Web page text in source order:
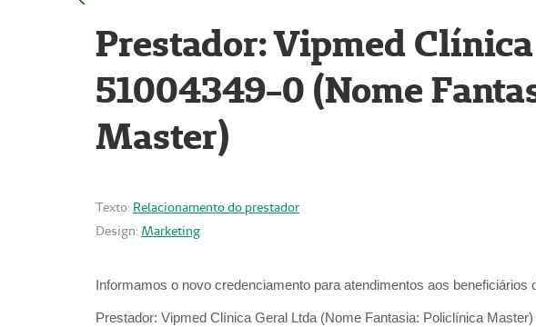
Prestador: Vipmed
51004349-0 (Nome
Master)
Texto: Relacionamento do prestador
Design: Marketing
Informamos o novo credenciamento para atendimentos aos beneficiários
Prestador: Vipmed Clínica Geral Ltda (Nome Fantasia: Policlínica Master)